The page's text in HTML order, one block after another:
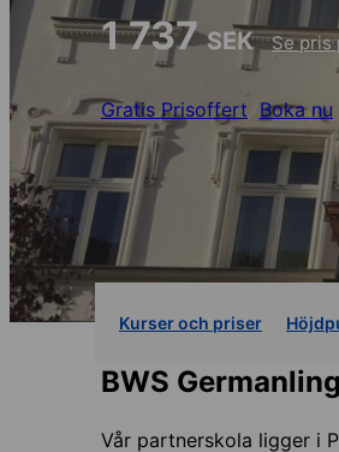
1 737SEK Se pris
Gratis Prisoffert Boka nu
Kurser och priser
BWS
Vår partnerskola ligger i